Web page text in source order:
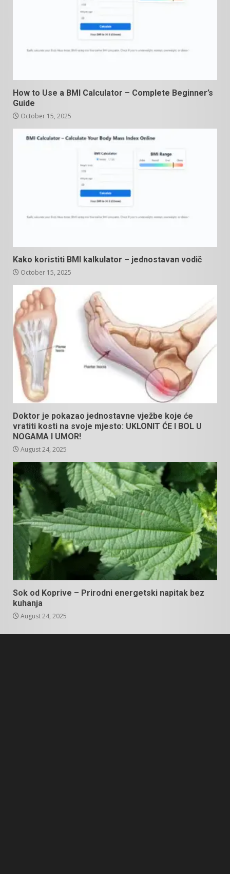
How to Use a BMI Calculator – Complete Beginner’s
Guide
October 15, 2025
Kako koristiti BMI kalkulator – jednostavan vodič
October 15, 2025
Doktor je pokazao jednostavne vježbe koje će
vratiti kosti na svoje mjesto: UKLONIT ĆE I BOL U
NOGAMA I UMOR!
August 24, 2025
Sok od Koprive – Prirodni energetski napitak bez
kuhanja
August 24, 2025